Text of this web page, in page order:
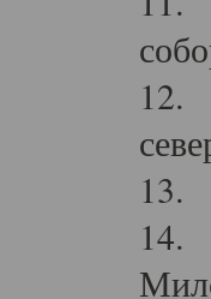
12.
13.
14.